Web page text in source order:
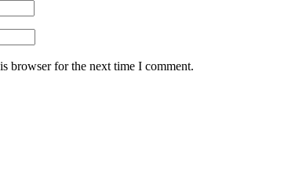
browser for the next time I comment.